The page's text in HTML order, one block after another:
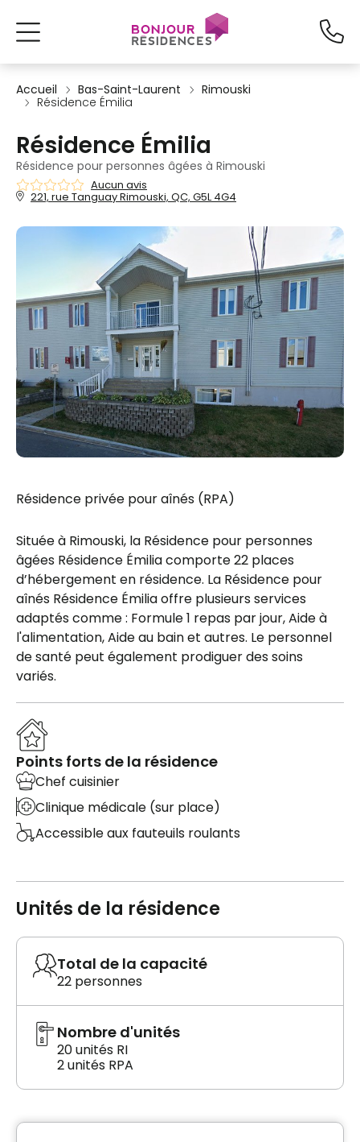
Accueil Bas-Saint-Laurent
Rimouski
Résidence Émilia
Résidence Émilia
Résidence pour personnes âgées à Rimouski
Aucun avis
221, rue Tanguay Rimouski, QC, G5L 4G4
Résidence privée pour aînés (RPA)
Située à Rimouski, la Résidence pour personnes
âgées Résidence Émilia comporte 22 places
d’hébergement en résidence. La Résidence pour
aînés Résidence Émilia offre plusieurs services
adaptés comme : Formule 1 repas par jour, Aide à
l'alimentation, Aide au bain et autres. Le personnel
de santé peut également prodiguer des soins
variés.
Points forts de la résidence
Chef cuisinier
Clinique médicale (sur place)
Accessible aux fauteuils roulants
Unités de la résidence
Total de la capacité
22 personnes
Nombre d'unités
20 unités RI
2 unités RPA